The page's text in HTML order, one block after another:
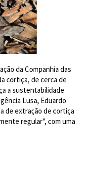
da Companhia das
cortiça, de cerca de
a sustentabilidade
Lusa, Eduardo
de extração de cortiça
regular", com uma